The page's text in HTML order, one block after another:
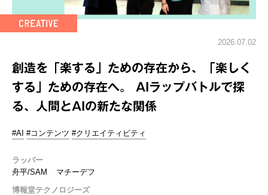
2026.07.02
創造を「楽する」ための存在から、「楽しく
する」ための存在へ。 AIラップバトルで探
る、人間とAIの新たな関係
#AI #コンテンツ #クリエイティビティ
ラッパー
舟平/SAM
マチーデフ
博報堂テクノロジーズ